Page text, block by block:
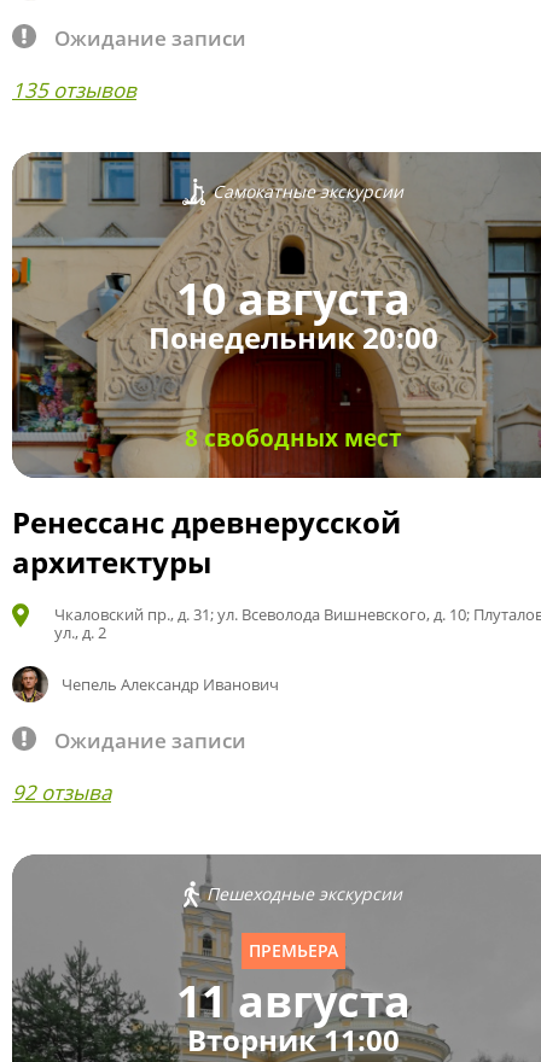
Ожидание записи
135 отзывов
Самокатные экскурсии
10 августа
Понедельник 20:00
8 свободных мест
Ренессанс древнерусской
архитектуры
Чкаловский пр., д. 31; ул. Всеволода Вишневского, д. 10;
ул., д. 2
Чепель Александр Иванович
Ожидание записи
92 отзыва
Пешеходные экскурсии
ПРЕМЬЕРА
11 августа
Вторник 11:00